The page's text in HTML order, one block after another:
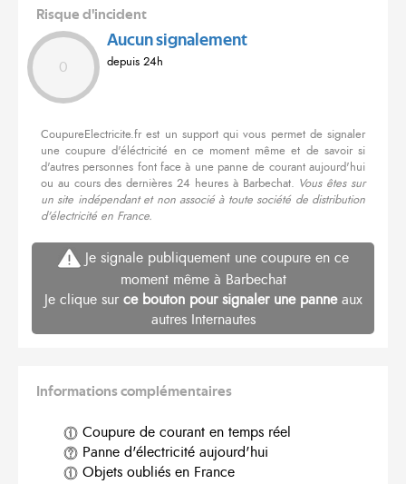
Risque d'incident
0
Aucun signalement
depuis 24h
CoupureElectricite.fr est un support qui vous permet de signaler
une coupure d'éléctricité en ce moment même et de savoir si
d'autres personnes font face à une panne de courant aujourd'hui
ou au cours des dernières 24 heures à Barbechat. Vous êtes sur
un site indépendant et non associé à toute société de distribution
d'électricité en France.
Je signale publiquement une coupure en ce
moment même à Barbechat
Je clique sur ce bouton pour signaler une panneaux
autres Internautes
Informations complémentaires
Coupure de courant en temps réel
Panne d'électricité aujourd'hui
Objets oubliés en France